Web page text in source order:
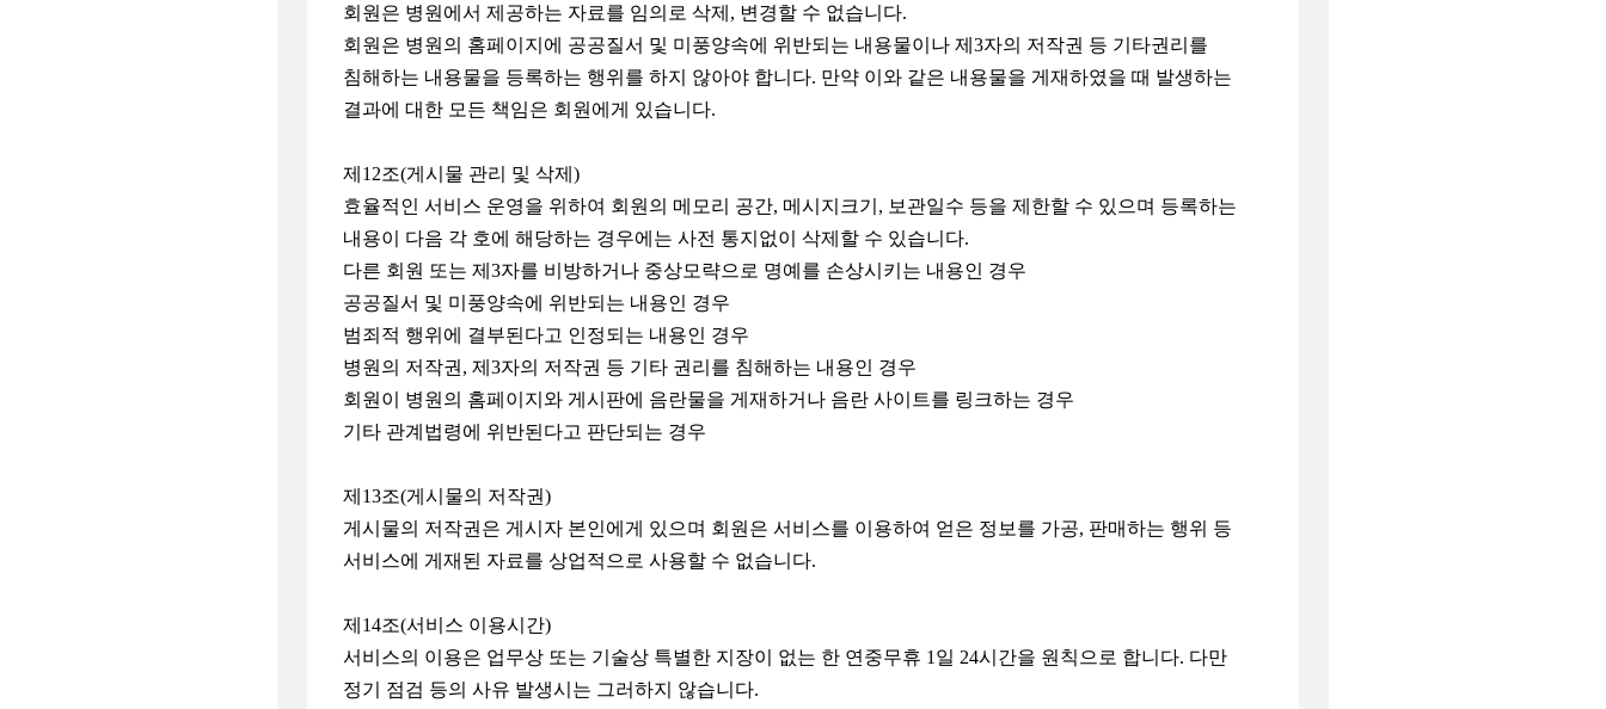
회원은 병원에서 제공하는 자료를 임의로 삭제, 변경할 수 없습니다.
회원은 병원의 홈페이지에 공공질서 및 미풍양속에 위반되는 내용물이나 제3자의 저작권 등 기타권리를
침해하는 내용물을 등록하는 행위를 하지 않아야 합니다. 만약 이와 같은 내용물을 게재하였을 때 발생하는
결과에 대한 모든 책임은 회원에게 있습니다.
제12조(게시물 관리 및 삭제)
효율적인 서비스 운영을 위하여 회원의 메모리 공간, 메시지크기, 보관일수 등을 제한할 수 있으며 등록하는
내용이 다음 각 호에 해당하는 경우에는 사전 통지없이 삭제할 수 있습니다.
다른 회원 또는 제3자를 비방하거나 중상모략으로 명예를 손상시키는 내용인 경우
공공질서 및 미풍양속에 위반되는 내용인 경우
범죄적 행위에 결부된다고 인정되는 내용인 경우
병원의 저작권, 제3자의 저작권 등 기타 권리를 침해하는 내용인 경우
회원이 병원의 홈페이지와 게시판에 음란물을 게재하거나 음란 사이트를 링크하는 경우
기타 관계법령에 위반된다고 판단되는 경우
제13조(게시물의 저작권)
게시물의 저작권은 게시자 본인에게 있으며 회원은 서비스를 이용하여 얻은 정보를 가공, 판매하는 행위 등
서비스에 게재된 자료를 상업적으로 사용할 수 없습니다.
제14조(서비스 이용시간)
서비스의 이용은 업무상 또는 기술상 특별한 지장이 없는 한 연중무휴 1일 24시간을 원칙으로 합니다. 다만
정기 점검 등의 사유 발생시는 그러하지 않습니다.